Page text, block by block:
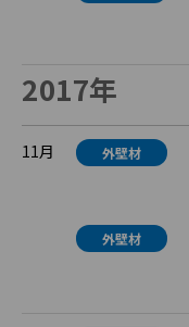
2017年
11月 外壁材
外壁材